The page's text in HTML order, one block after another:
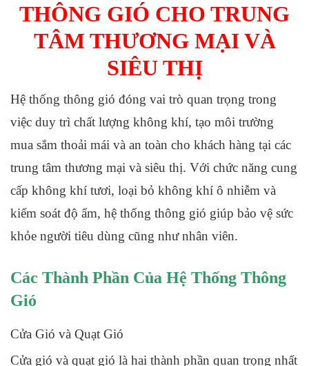
THÔNG GIÓ CHO TRUNG
TÂM THƯƠNG MẠI VÀ
SIÊU THỊ
Hệ thống thông gió đóng vai trò quan trọng trong
việc duy trì chất lượng không khí, tạo môi trường
mua sắm thoải mái và an toàn cho khách hàng tại các
trung tâm thương mại và siêu thị. Với chức năng cung
cấp không khí tươi, loại bỏ không khí ô nhiễm và
kiểm soát độ ẩm, hệ thống thông gió giúp bảo vệ sức
khỏe người tiêu dùng cũng như nhân viên.
Các Thành Phần Của Hệ Thống Thông
Gió
Cửa Gió và Quạt Gió
Cửa gió và quạt gió là hai thành phần quan trọng nhất